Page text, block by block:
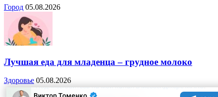
Город 05.08.2026
Лучшая еда для младенца – грудное молоко
Здоровье 05.08.2026